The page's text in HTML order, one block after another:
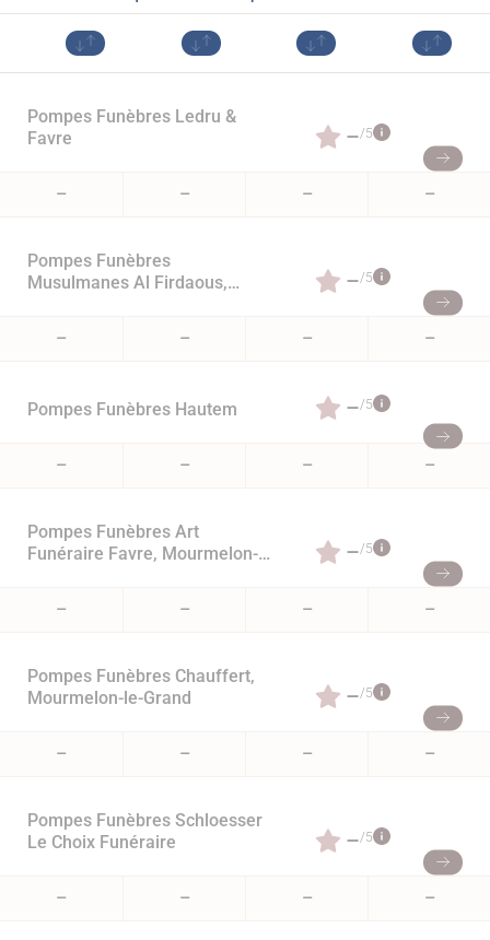
Pompes Funèbres Ledru &
Favre
–/5
– – – –
Pompes Funèbres
Musulmanes Al Firdaous,
–/5
– – – –
Pompes Funèbres Hautem –/5
– – – –
Pompes Funèbres Art
Funéraire Favre, Mourmelon-
–/5
– – – –
Pompes Funèbres Chauffert,
Mourmelon-le-Grand
–/5
– – – –
Pompes Funèbres Schloesser
Le Choix Funéraire
–/5
– – – –